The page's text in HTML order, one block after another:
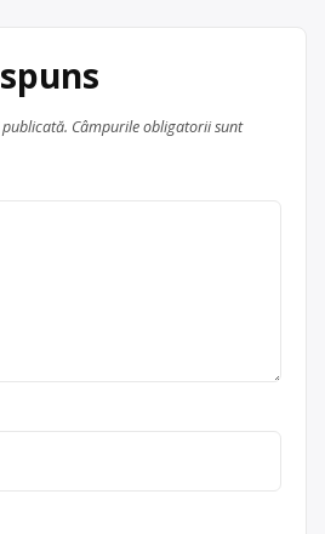
Câmpurile obligatorii sunt